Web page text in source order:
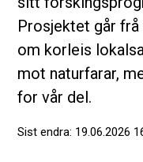
Prosjektet går
om korleis
mot naturfarar,
for vår del.
Sist endra 19.06.2026